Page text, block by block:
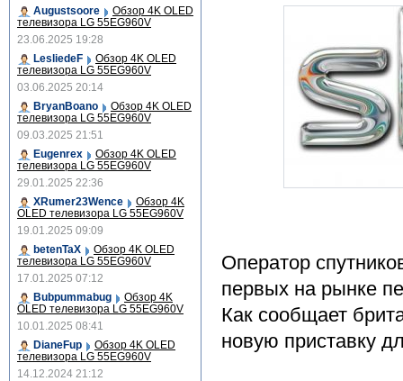
Оператор
первых на рынке
Как сообщает
новую приставку
Augustsoore
Обзор 4K OLED
телевизора LG 55EG960V
23.06.2025 19:28
LesliedeF
Обзор 4K OLED
телевизора LG 55EG960V
03.06.2025 20:14
BryanBoano
Обзор 4K OLED
телевизора LG 55EG960V
09.03.2025 21:51
Eugenrex
Обзор 4K OLED
телевизора LG 55EG960V
29.01.2025 22:36
XRumer23Wence
Обзор 4K
OLED телевизора LG 55EG960V
19.01.2025 09:09
betenTaX
Обзор 4K OLED
телевизора LG 55EG960V
17.01.2025 07:12
Bubpummabug
Обзор 4K
OLED телевизора LG 55EG960V
10.01.2025 08:41
DianeFup
Обзор 4K OLED
телевизора LG 55EG960V
14.12.2024 21:12